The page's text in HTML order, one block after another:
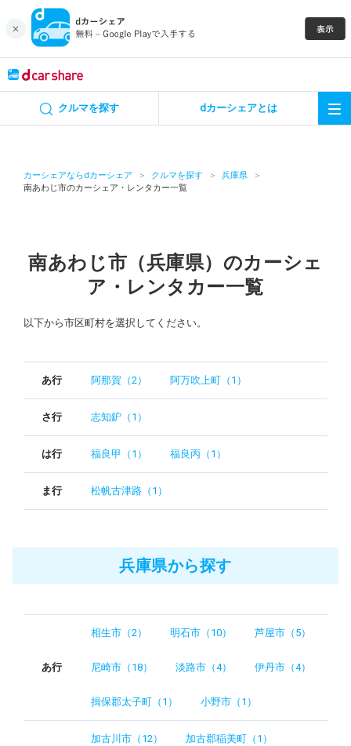
クルマを探す dカーシェアとは
カーシェアならdカーシェア クルマを探す
兵庫県
南あわじ市のカーシェア・レンタカー一覧
南あわじ市（兵庫県）のカーシェ
ア・レンタカー一覧
以下から市区町村を選択してください。
あ行 阿那賀（2） 阿万吹上町（1）
さ行 志知鈩（1）
は行 福良甲（1） 福良丙（1）
ま行 松帆古津路（1）
兵庫県から探す
あ行
相生市（2） 明石市（10） 芦屋市（5）
尼崎市（18） 淡路市（4） 伊丹市（4）
揖保郡太子町（1） 小野市（1）
加古川市（12） 加古郡稲美町（1）
カーシェア
特集
アプリの使い方